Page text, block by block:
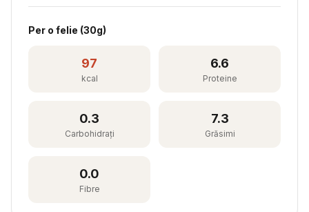
Per o felie (30g)
97
kcal
6.6
Proteine
0.3
Carbohidrați
7.3
Grăsimi
0.0
Fibre